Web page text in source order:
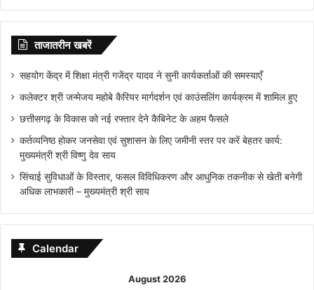
ताजातरीन खबरें
सहयोग केंद्र में शिक्षा मंत्री गजेंद्र यादव ने सुनी कार्यकर्ताओं की समस्याएँ
कलेक्टर श्री जन्मेजय महोबे कैरियर मार्गदर्शन एवं काउंसलिंग कार्यक्रम में शामिल हुए
छत्तीसगढ़ के विकास को नई रफ्तार देने कैबिनेट के अहम फैसले
कर्तव्यनिष्ठ होकर जनसेवा एवं सुशासन के लिए जमीनी स्तर पर करें बेहतर कार्य:
मुख्यमंत्री श्री विष्णु देव साय
सिंचाई सुविधाओं के विस्तार, फसल विविधिकरण और आधुनिक तकनीक से खेती बनेगी
अधिक लाभकारी – मुख्यमंत्री श्री साय
Calendar
August 2026